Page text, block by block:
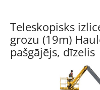
Teleskopisks
grozu (19m)
pašgājējs, dīzelis